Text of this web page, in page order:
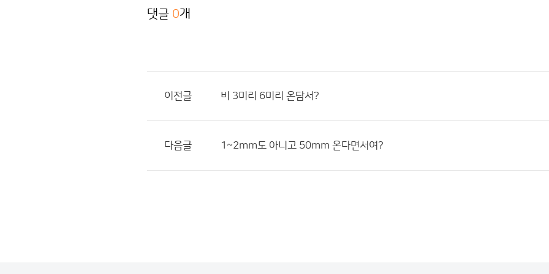
댓글 0개
이전글 비 3미리 6미리 온담서?
다음글 1~2mm도 아니고 50mm 온다면서여?